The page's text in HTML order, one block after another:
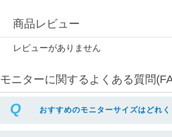
商品レビュー
レビューがありません
モニターに関するよくある質問
おすすめのモニターサイズはどれく